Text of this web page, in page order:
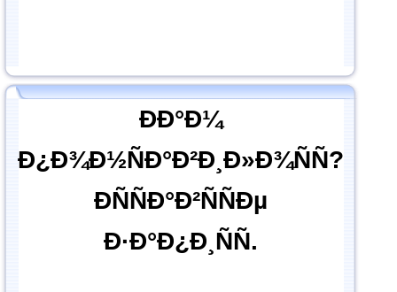
ÐÐ°Ð¼
Ð¿Ð¾Ð½ÑÐ°Ð²Ð¸Ð»Ð¾ÑÑ?
ÐÑÑÐ°Ð²ÑÑÐµ
Ð·Ð°Ð¿Ð¸ÑÑ.